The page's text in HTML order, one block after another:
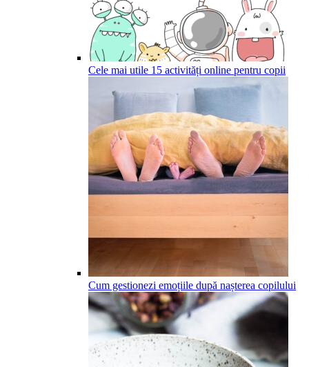
Cele mai utile 15 activități online pentru copii
Cum gestionezi emoțiile după nașterea copilului